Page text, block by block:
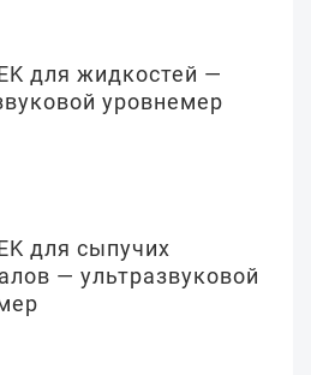
для жидкостей —
уровнемер
для сыпучих
— ультразвуковой